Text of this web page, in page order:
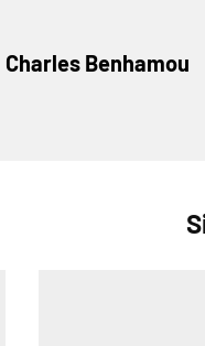
Charles Benhamou